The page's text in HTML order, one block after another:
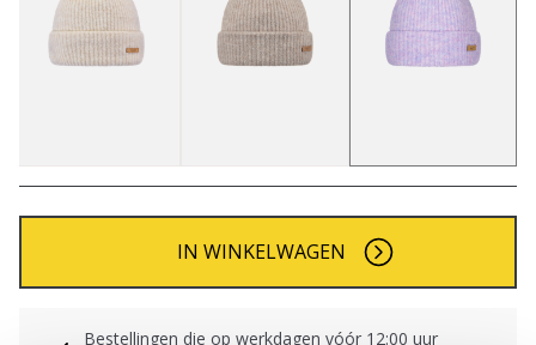
IN WINKELWAGEN
Bestellingen die op werkdagen vóór 12:00 uur